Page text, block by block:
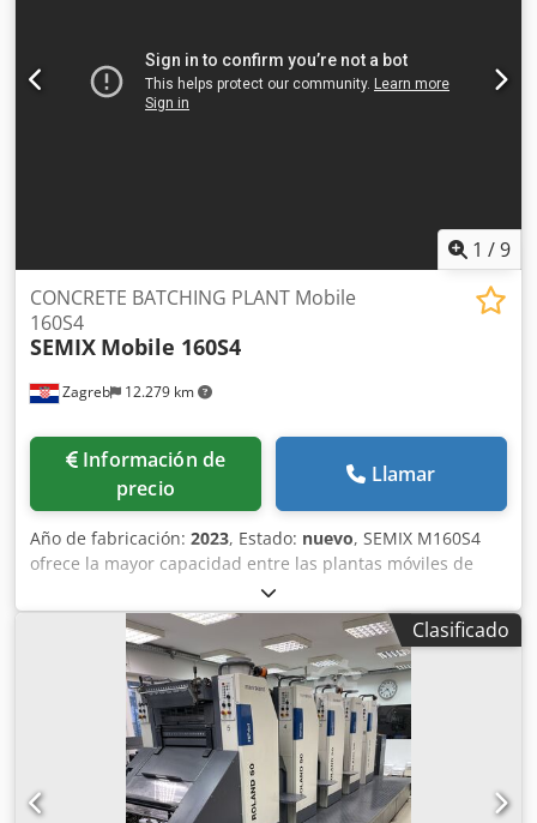
1 /9
Zagreb 12.279 km
CONCRETE BATCHING PLANT Mobile
160S4
SEMIX Mobile 160S4
Información de
precio
Llamar
Año de fabricación: 2023, Estado: nuevo, SEMIX M160S4
ofrece la mayor capacidad entre las plantas móviles de
dosificación de hormigón del mundo. Dcsdpfx Ajgazafef
Esk SEMIX Mobile 160S4 está equipada con dos
mezcladoras de hormigón de doble eje con una capacidad
de 6000/4000 litros. En las mezcladoras de hormigón
SEMIX, se utilizan materiales de desgaste NiHard4 o
Hardox 450, según la proporción de silicio de la fórmula
del hormigón. Los depósitos de almacenamiento de áridos
pueden ser alimentados por cargadoras de ruedas
mediante una única rampa. Los áridos se pesan en la cinta
transportadora de pesaje, que los transfiere a la cinta
Clasificado